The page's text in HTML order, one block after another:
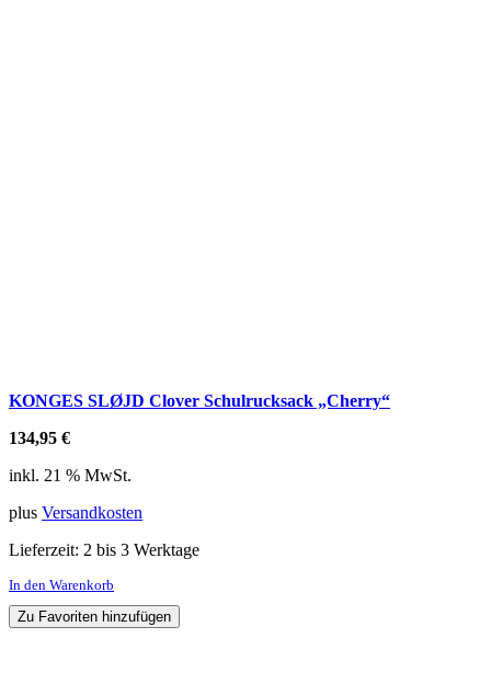
KONGES SLØJD Clover Schulrucksack „Cherry“
134,95 €
inkl. 21 % MwSt.
plus Versandkosten
Lieferzeit: 2 bis 3 Werktage
In den Warenkorb
Zu Favoriten hinzufügen